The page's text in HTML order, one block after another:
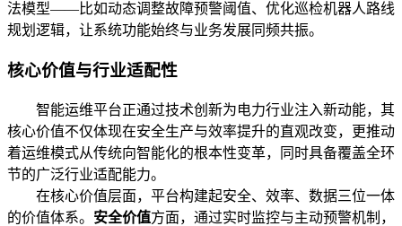
法模型——比如动态调整故障预警阈值、优化巡检机器人路线
规划逻辑，让系统功能始终与业务发展同频共振。
核心价值与行业适配性
智能运维平台正通过技术创新为电力行业注入新动能，其
核心价值不仅体现在安全生产与效率提升的直观改变，更推动
着运维模式从传统向智能化的根本性变革，同时具备覆盖全环
节的广泛行业适配能力。
在核心价值层面，平台构建起安全、效率、数据三位一体
的价值体系。 安全价值方面，通过实时监控与主动预警机制，